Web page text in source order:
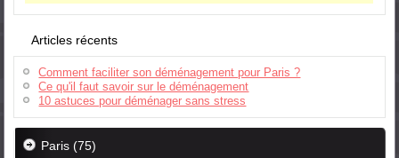
Articles récents
Comment faciliter son déménagement pour Paris ?
Ce qu'il faut savoir sur le déménagement
10 astuces pour déménager sans stress
Paris (75)